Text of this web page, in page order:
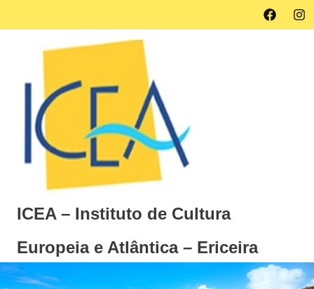
Facebook
ICEA – Instituto de Cultura
Europeia e Atlântica – Ericeira
Instituto
de